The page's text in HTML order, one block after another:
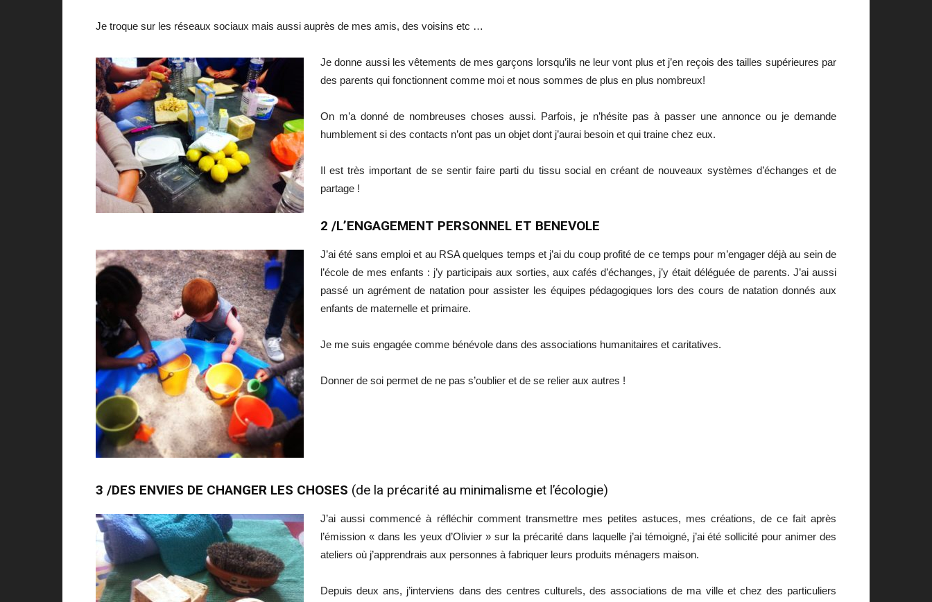
Je troque sur les réseaux sociaux mais aussi auprès de mes amis, des voisins etc …
Je donne aussi les vêtements de mes garçons lorsqu’ils ne leur vont plus et j’en reçois des tailles supérieures par
des parents qui fonctionnent comme moi et nous sommes de plus en plus nombreux!
On m’a donné de nombreuses choses aussi. Parfois, je n’hésite pas à passer une annonce ou je demande
humblement si des contacts n’ont pas un objet dont j’aurai besoin et qui traine chez eux.
Il est très important de se sentir faire parti du tissu social en créant de nouveaux systèmes d’échanges et de
partage !
2 /L’ENGAGEMENT PERSONNEL ET BENEVOLE
J’ai été sans emploi et au RSA quelques temps et j’ai du coup profité de ce temps pour m’engager déjà au sein de
l’école de mes enfants : j’y participais aux sorties, aux cafés d’échanges, j’y était déléguée de parents. J’ai aussi
passé un agrément de natation pour assister les équipes pédagogiques lors des cours de natation donnés aux
enfants de maternelle et primaire.
Je me suis engagée comme bénévole dans des associations humanitaires et caritatives.
Donner de soi permet de ne pas s’oublier et de se relier aux autres !
3 /DES ENVIES DE CHANGER LES CHOSES (de la précarité au minimalisme et l’écologie)
J’ai aussi commencé à réfléchir comment transmettre mes petites astuces, mes créations, de ce fait après
l’émission « dans les yeux d’Olivier » sur la précarité dans laquelle j’ai témoigné, j’ai été sollicité pour animer des
ateliers où j’apprendrais aux personnes à fabriquer leurs produits ménagers maison.
Depuis deux ans, j’interviens dans des centres culturels, des associations de ma ville et chez des particuliers